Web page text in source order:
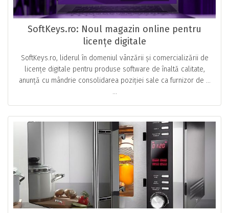
SoftKeys.ro: Noul magazin online pentru
licențe digitale
SoftKeys.ro, liderul în domeniul vânzării și comercializării de
licențe digitale pentru produse software de înaltă calitate,
anunță cu mândrie consolidarea poziției sale ca furnizor de …
...